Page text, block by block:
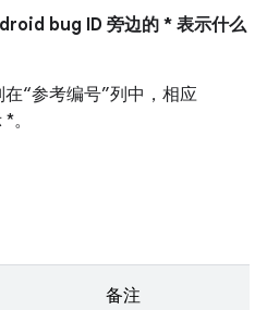
bug ID 旁边的 * 表示什么
“参考编号”列中，相应
。
备注